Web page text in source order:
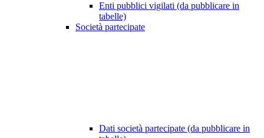
Enti pubblici vigilati (da pubblicare in
tabelle)
Società partecipate
Dati società partecipate (da pubblicare in